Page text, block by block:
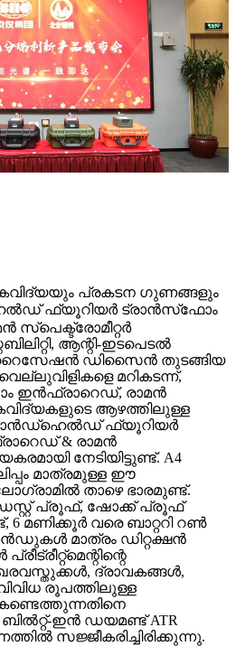
പ്രകടന ഗുണങ്ങളും
ഫ്യൂറിയർ ട്രാൻസ്‌ഫോം
സ്പെക്ട്രോമീറ്റർ
ആന്റി-ഇടപെടൽ
ഡിസൈൻ തുടങ്ങിയ
മറികടന്ന്,
ഇൻഫ്രാറെഡ്, രാമൻ
ആഴത്തിലുള്ള
ഫ്യൂറിയർ
& രാമൻ
നേടിയിട്ടുണ്ട്. A4
മാത്രമുള്ള ഈ
താഴെ ഭാരമുണ്ട്.
ഡസ്റ്റ് പ്രൂഫ്, ഷോക്ക് പ്രൂഫ്
മണിക്കൂർ വരെ ബാറ്ററി റൺ
മാത്രം ഡിറ്റക്ഷൻ
ദ്രാവകങ്ങൾ,
രൂപത്തിലുള്ള
കണ്ടെത്തുന്നതിനെ
ഇൻ ഡയമണ്ട് ATR
സജ്ജീകരിച്ചിരിക്കുന്നു.